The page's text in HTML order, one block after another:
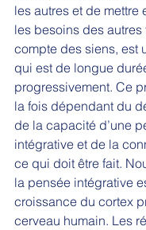
les autres et de mettre
les besoins des autres
compte des siens, est
qui est de longue
progressivement. Ce
la fois dépendant du
de la capacité d’une
intégrative et de la
ce qui doit être fait.
la pensée intégrative
croissance du cortex
cerveau humain. Les